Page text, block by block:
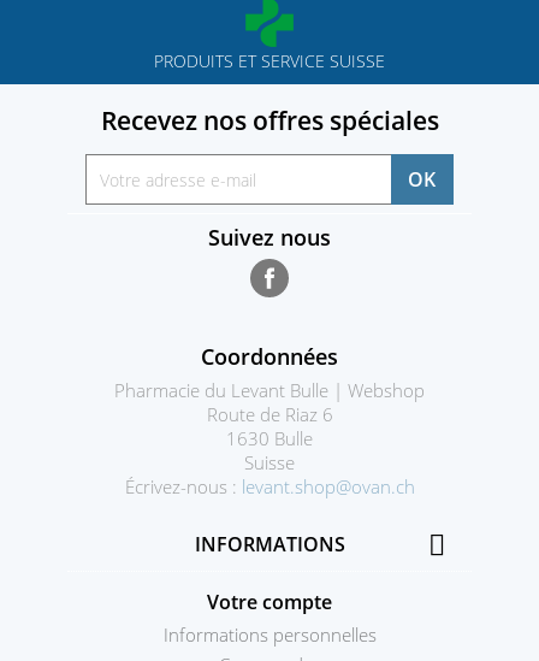
PRODUITS ET SERVICE SUISSE
Recevez nos offres spéciales
Suivez nous
Coordonnées
Pharmacie du Levant Bulle | Webshop
Route de Riaz 6
1630 Bulle
Suisse
Écrivez-nous : levant.shop@ovan.ch
INFORMATIONS 
Votre compte
Informations personnelles